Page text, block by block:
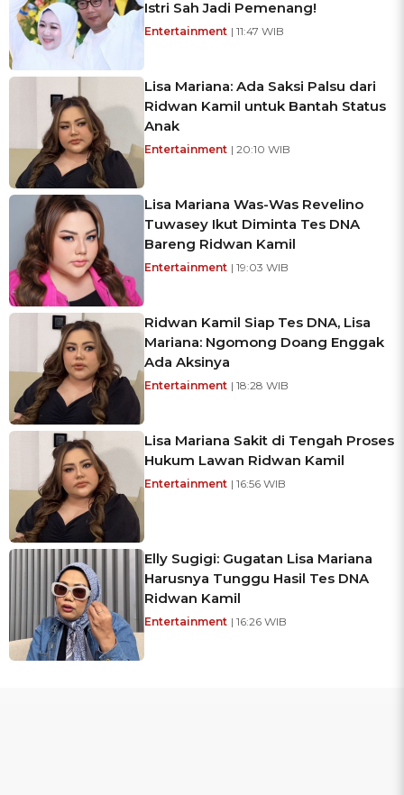
Istri Sah Jadi Pemenang!
Entertainment | 11:47 WIB
Lisa Mariana: Ada Saksi Palsu dari
Ridwan Kamil untuk Bantah Status
Anak
Entertainment | 20:10 WIB
Lisa Mariana Was-Was Revelino
Tuwasey Ikut Diminta Tes DNA
Bareng Ridwan Kamil
Entertainment | 19:03 WIB
Ridwan Kamil Siap Tes DNA, Lisa
Mariana: Ngomong Doang Enggak
Ada Aksinya
Entertainment | 18:28 WIB
Lisa Mariana Sakit di Tengah Proses
Hukum Lawan Ridwan Kamil
Entertainment | 16:56 WIB
Elly Sugigi: Gugatan Lisa Mariana
Harusnya Tunggu Hasil Tes DNA
Ridwan Kamil
Entertainment | 16:26 WIB